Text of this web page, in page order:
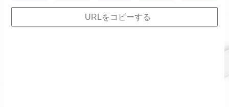
URLをコピーする